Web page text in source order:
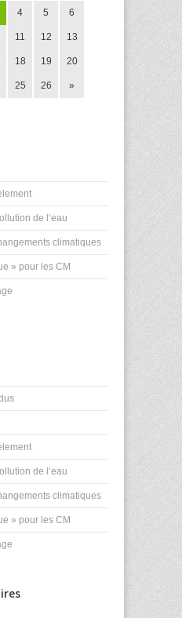
4 5 6
11 12 13
18 19 20
25 26 »
de l’eau
climatiques
» pour les CM
de l’eau
climatiques
» pour les CM